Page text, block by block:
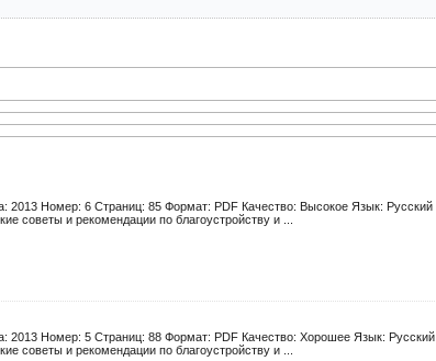
2013 Номер: 6 Страниц: 85 Формат: PDF Качество: Высокое Язык: Русский
советы и рекомендации по благоустройству и ...
2013 Номер: 5 Страниц: 88 Формат: PDF Качество: Хорошее Язык: Русский
советы и рекомендации по благоустройству и ...